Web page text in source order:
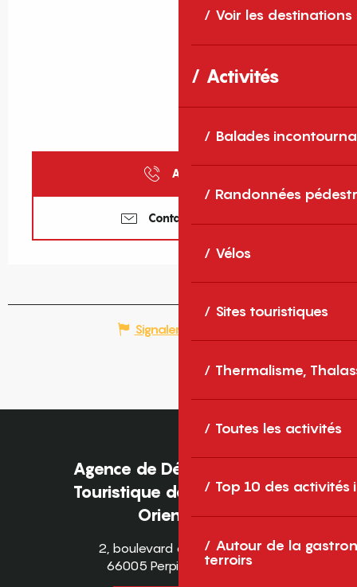
Voir les destinations
Activités
Balades
Randonnées
Vélos
Sites touristiques
Thermalisme,
Toutes les activités
Top 10 des activités
Autour de la
terroirs
Appeler
Contactez-nous
Signaler une erreur
Agence de Développement
Touristique des Pyrénées-
Orientales
2, boulevard des Pyrénées
66005 Perpignan Cedex